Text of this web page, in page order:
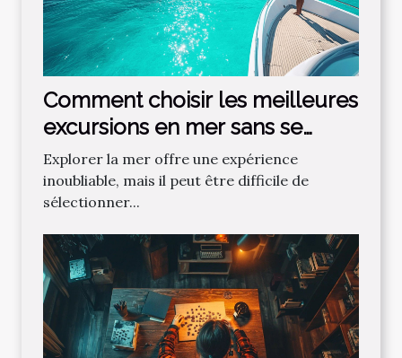
Comment choisir les meilleures
excursions en mer sans se
tromper ?
Explorer la mer offre une expérience
inoubliable, mais il peut être difficile de
sélectionner...